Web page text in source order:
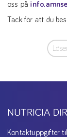
oss på
Tack för att du
NUTRICIA
Kontaktuppgifter